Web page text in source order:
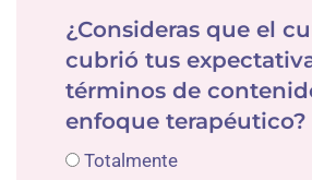
¿Consideras que el
cubrió tus
términos de
enfoque terapéutico?
Totalmente